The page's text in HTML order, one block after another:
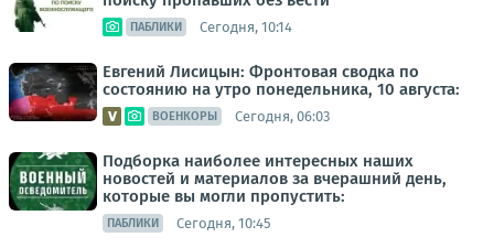
ПАБЛИКИ Сегодня, 10:14
Евгений Лисицын: Фронтовая сводка по
состоянию на утро понедельника, 10 августа:
ВОЕНКОРЫ Сегодня, 06:03
Подборка наиболее интересных наших
новостей и материалов за вчерашний день,
которые вы могли пропустить:
ПАБЛИКИ Сегодня, 10:45